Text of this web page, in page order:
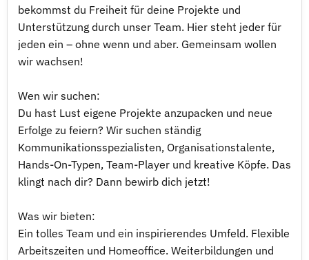
bekommst du Freiheit für deine Projekte und
Unterstützung durch unser Team. Hier steht jeder für
jeden ein – ohne wenn und aber. Gemeinsam wollen
wir wachsen!
Wen wir suchen:
Du hast Lust eigene Projekte anzupacken und neue
Erfolge zu feiern? Wir suchen ständig
Kommunikationsspezialisten, Organisationstalente,
Hands-On-Typen, Team-Player und kreative Köpfe. Das
klingt nach dir? Dann bewirb dich jetzt!
Was wir bieten:
Ein tolles Team und ein inspirierendes Umfeld. Flexible
Arbeitszeiten und Homeoffice. Weiterbildungen und